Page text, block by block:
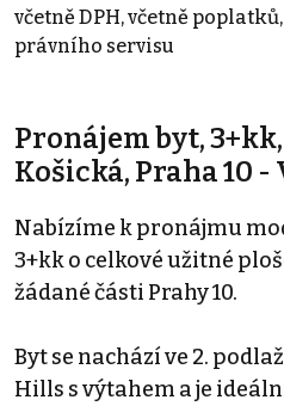
včetně DPH, včetně
právního servisu
Pronájem byt, 3+kk,
Košická, Praha 10 -
Nabízíme k pronájmu
3+kk o celkové užitné
žádané části Prahy 10.
Byt se nachází ve 2.
Hills s výtahem a je